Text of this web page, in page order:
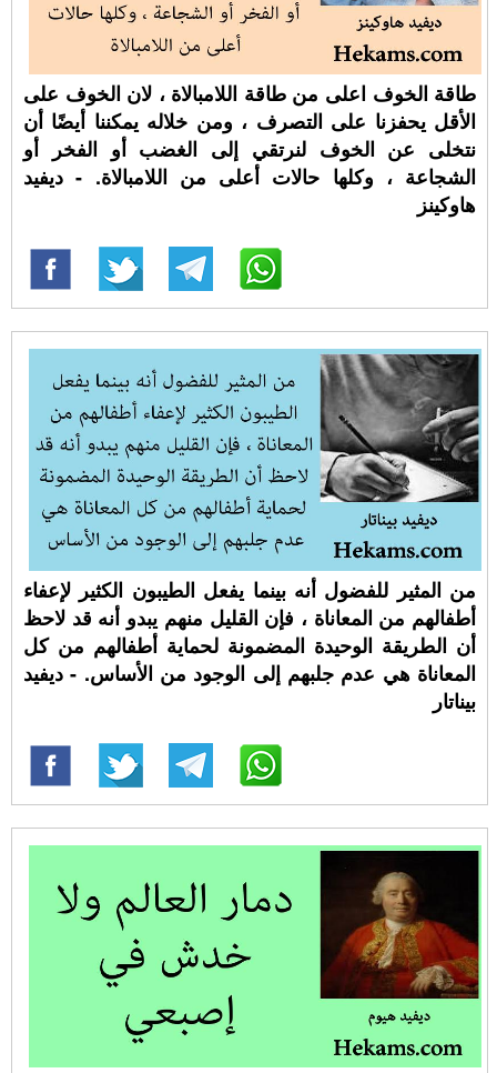
طاقة الخوف اعلى من طاقة اللامبالاة ، لان الخوف على
الأقل يحفزنا على التصرف ، ومن خلاله يمكننا أيضًا أن
نتخلى عن الخوف لنرتقي إلى الغضب أو الفخر أو
الشجاعة ، وكلها حالات أعلى من اللامبالاة. - ديفيد
هاوكينز
من المثير للفضول أنه بينما يفعل الطيبون الكثير لإعفاء
أطفالهم من المعاناة ، فإن القليل منهم يبدو أنه قد لاحظ
أن الطريقة الوحيدة المضمونة لحماية أطفالهم من كل
المعاناة هي عدم جلبهم إلى الوجود من الأساس. - ديفيد
بيناتار